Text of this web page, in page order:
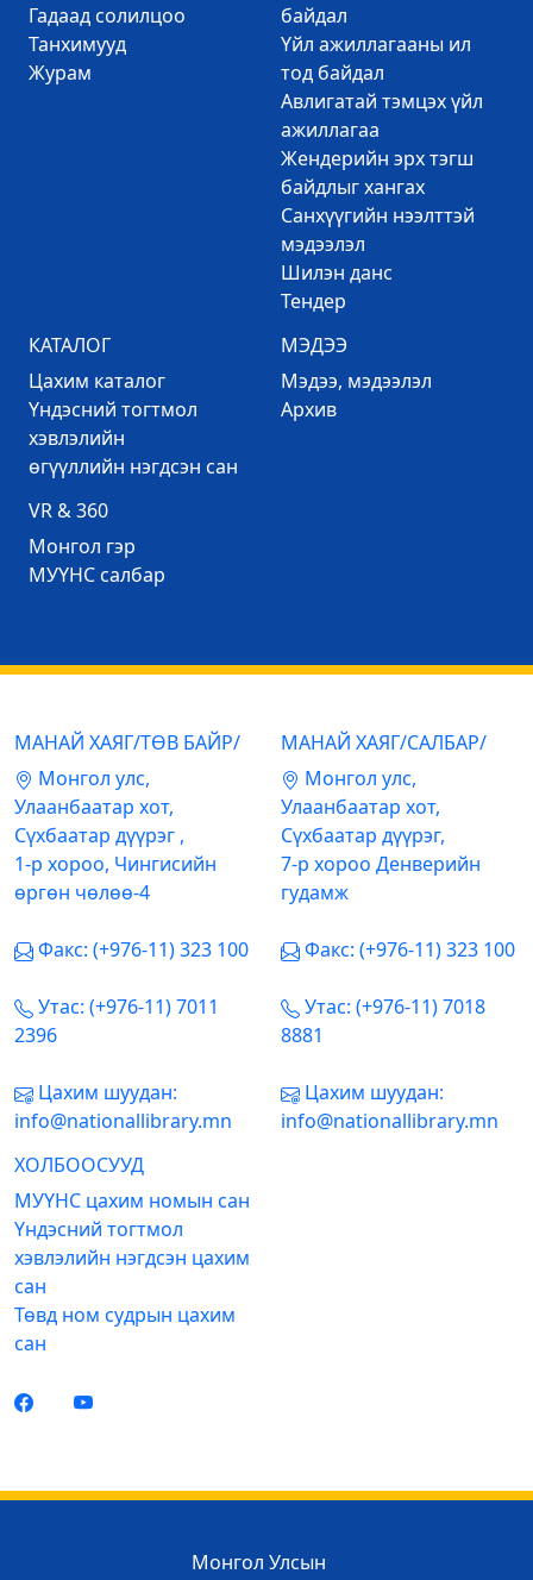
Гадаад солилцоо
Танхимууд
Журам
байдал
Үйл ажиллагааны ил
тод байдал
Авлигатай тэмцэх үйл
ажиллагаа
Жендерийн эрх тэгш
байдлыг хангах
Санхүүгийн нээлттэй
мэдээлэл
Шилэн данс
Тендер
КАТАЛОГ
Цахим каталог
Үндэсний тогтмол
хэвлэлийн
өгүүллийн нэгдсэн сан
МЭДЭЭ
Mэдээ, мэдээлэл
Архив
VR & 360
Mонгол гэр
МУҮНС салбар
МАНАЙ ХАЯГ/ТӨВ БАЙР/
Mонгол улс,
Улаанбаатар хот,
Сүхбаатар дүүрэг ,
1-р хороо, Чингисийн
өргөн чөлөө-4
Факс: (+976-11) 323 100
Утас: (+976-11) 7011
2396
Цахим шуудан:
info@nationallibrary.mn
МАНАЙ ХАЯГ/САЛБАР/
Mонгол улс,
Улаанбаатар хот,
Сүхбаатар дүүрэг,
7-р хороо Денверийн
гудамж
Факс: (+976-11) 323 100
Утас: (+976-11) 7018
8881
Цахим шуудан:
info@nationallibrary.mn
ХОЛБООСУУД
МУҮНС цахим номын сан
Үндэсний тогтмол
хэвлэлийн нэгдсэн цахим
сан
Төвд ном судрын цахим
сан
Монгол Улсын